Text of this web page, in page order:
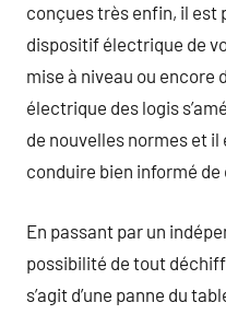
conçues très enfin, il est
dispositif électrique de
mise à niveau ou encore
électrique des logis
de nouvelles normes et
conduire bien informé de
En passant par un
possibilité de tout
s’agit d’une panne du